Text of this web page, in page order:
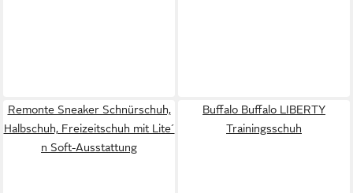
Remonte Sneaker Schnürschuh,
Halbschuh, Freizeitschuh mit Lite´
n Soft-Ausstattung
Buffalo Buffalo LIBERTY
Trainingsschuh